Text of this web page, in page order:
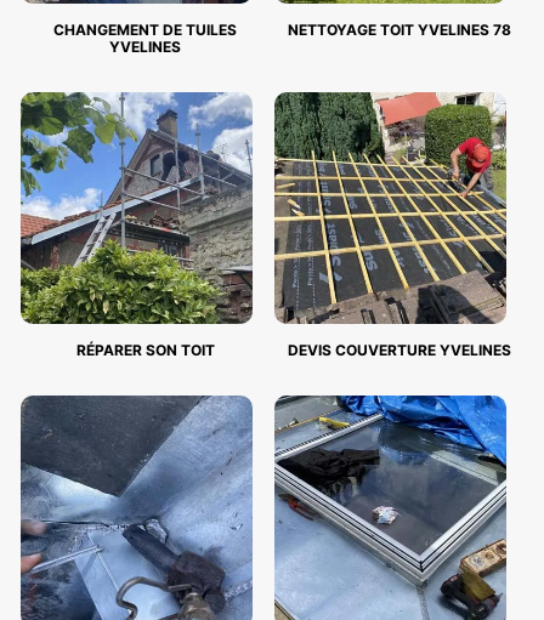
CHANGEMENT DE TUILES
YVELINES
NETTOYAGE TOIT YVELINES 78
RÉPARER SON TOIT DEVIS COUVERTURE YVELINES